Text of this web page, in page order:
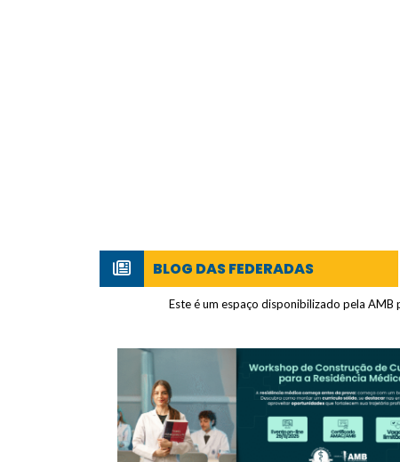
BLOG DAS FEDERADAS
Este é um espaço disponibilizado pela AMB